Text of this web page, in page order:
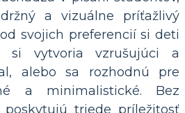
a vizuálne príťažlivý
svojich preferencií si deti
si vytvoria vzrušujúci a
alebo sa rozhodnú pre
a minimalistické. Bez
triede príležitosť